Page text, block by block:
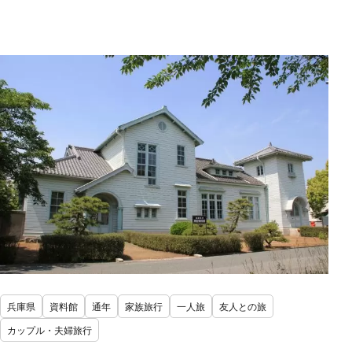
兵庫県 資料館 通年 家族旅行 一人旅
友人との旅
カップル・夫婦旅行